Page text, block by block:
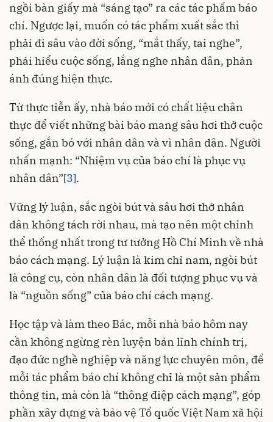
ngồi bàn giấy mà “sáng tạo” ra các tác phẩm báo
chí. Ngược lại, muốn có tác phẩm xuất sắc thì
phải đi sâu vào đời sống, “mắt thấy, tai nghe”,
phải hiểu cuộc sống, lắng nghe nhân dân, phản
ánh đúng hiện thực.
Từ thực tiễn ấy, nhà báo mới có chất liệu chân
thực để viết những bài báo mang sâu hơi thở cuộc
sống, gắn bó với nhân dân và vì nhân dân. Người
nhấn mạnh: “Nhiệm vụ của báo chí là phục vụ
nhân dân”[3].
Vững lý luận, sắc ngòi bút và sâu hơi thở nhân
dân không tách rời nhau, mà tạo nên một chỉnh
thể thống nhất trong tư tưởng Hồ Chí Minh về nhà
báo cách mạng. Lý luận là kim chỉ nam, ngòi bút
là công cụ, còn nhân dân là đối tượng phục vụ và
là “nguồn sống” của báo chí cách mạng.
Học tập và làm theo Bác, mỗi nhà báo hôm nay
cần không ngừng rèn luyện bản lĩnh chính trị,
đạo đức nghề nghiệp và năng lực chuyên môn, để
mỗi tác phẩm báo chí không chỉ là một sản phẩm
thông tin, mà còn là “thông điệp cách mạng”, góp
phần xây dựng và bảo vệ Tổ quốc Việt Nam xã hội